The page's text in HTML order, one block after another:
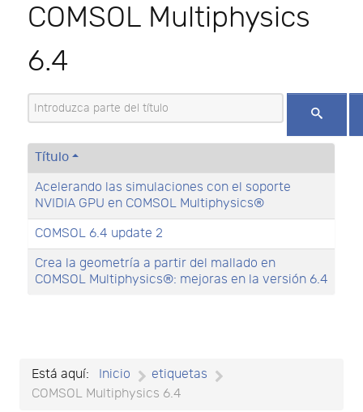
COMSOL Multiphysics
6.4
Introduzca parte del título
Título
Acelerando las simulaciones con el soporte
NVIDIA GPU en COMSOL Multiphysics®
COMSOL 6.4 update 2
Crea la geometría a partir del mallado en
COMSOL Multiphysics®: mejoras en la versión 6.4
Está aquí: Inicio
etiquetas
COMSOL Multiphysics 6.4